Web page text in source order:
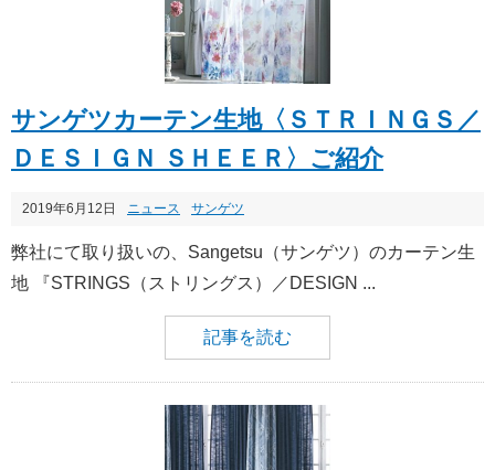
サンゲツカーテン生地〈ＳＴＲＩＮＧＳ／
ＤＥＳＩＧＮ ＳＨＥＥＲ〉ご紹介
2019年6月12日 ニュース サンゲツ
弊社にて取り扱いの、Sangetsu（サンゲツ）のカーテン生
地 『STRINGS（ストリングス）／DESIGN ...
記事を読む